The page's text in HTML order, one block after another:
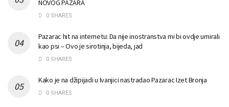
NOVOG PAZARA
0 SHARES
Pazarac hit na internetu: Da nije inostranstva mi bi ovdje umirali
kao psi – Ovo je sirotinja, bijeda, jad
0 SHARES
Kako je na džipijadi u Ivanjici nastradao Pazarac Izet Bronja
0 SHARES